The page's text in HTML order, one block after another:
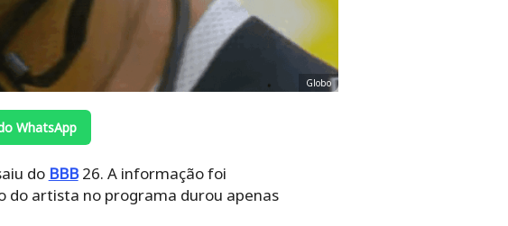
Globo
WhatsApp
do BBB26. A informação foi
do artista no programa durou apenas